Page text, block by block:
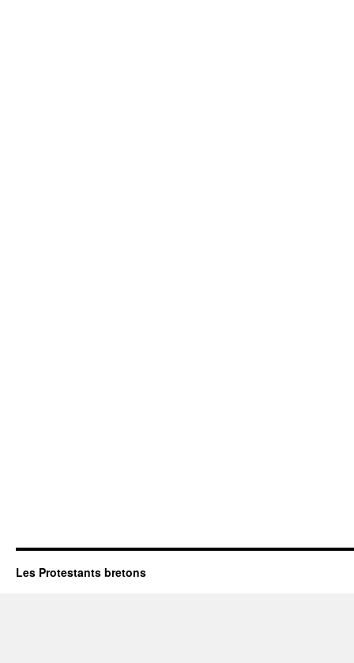
Les Protestants bretons